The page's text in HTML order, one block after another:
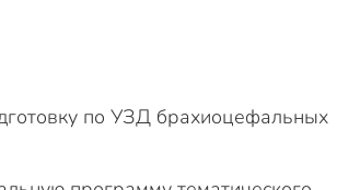
по УЗД брахиоцефальных